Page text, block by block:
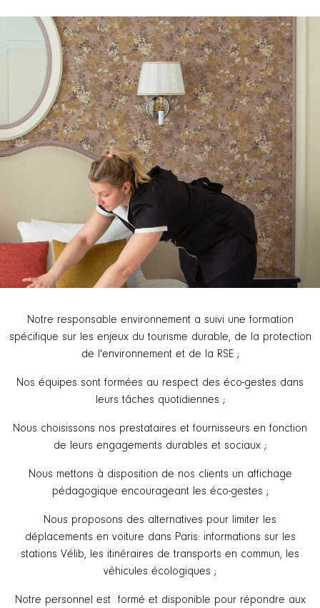
Notre responsable environnement a suivi une formation
spécifique sur les enjeux du tourisme durable, de la protection
de l'environnement et de la RSE ;
Nos équipes sont formées au respect des éco-gestes dans
leurs tâches quotidiennes ;
Nous choisissons nos prestataires et fournisseurs en fonction
de leurs engagements durables et sociaux ;
Nous mettons à disposition de nos clients un affichage
pédagogique encourageant les éco-gestes ;
Nous proposons des alternatives pour limiter les
déplacements en voiture dans Paris: informations sur les
stations Vélib, les itinéraires de transports en commun, les
véhicules écologiques ;
Notre personnel est formé et disponible pour répondre aux